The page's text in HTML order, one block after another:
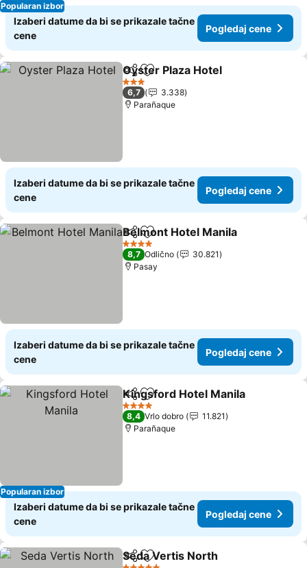
Popularan izbor
Izaberi datume da bi se prikazale tačne
cene
Pogledaj cene
Deli Dodati u favorite
Oyster Plaza Hotel
3 Zvezdice
6,7
3.338
Parañaque
Izaberi datume da bi se prikazale tačne
cene
Pogledaj cene
Deli Dodati u favorite
Belmont Hotel Manila
4 Zvezdice
8,7 Odlično
30.821
Pasay
Izaberi datume da bi se prikazale tačne
cene
Pogledaj cene
Popularan izbor
Deli Dodati u favorite
Kingsford Hotel Manila
4 Zvezdice
8,4 Vrlo dobro
11.821
Parañaque
Izaberi datume da bi se prikazale tačne
cene
Pogledaj cene
Deli Dodati u favorite
Seda Vertis North